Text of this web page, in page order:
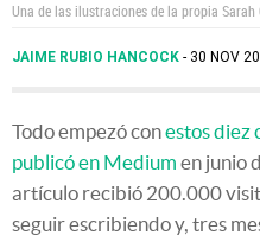
Una de las ilustraciones de la propia
JAIME RUBIO HANCOCK 30 NOV
Todo empezó conestos diez
publicó en Medium en junio
artículo recibió 200.000
seguir escribiendo y, tres